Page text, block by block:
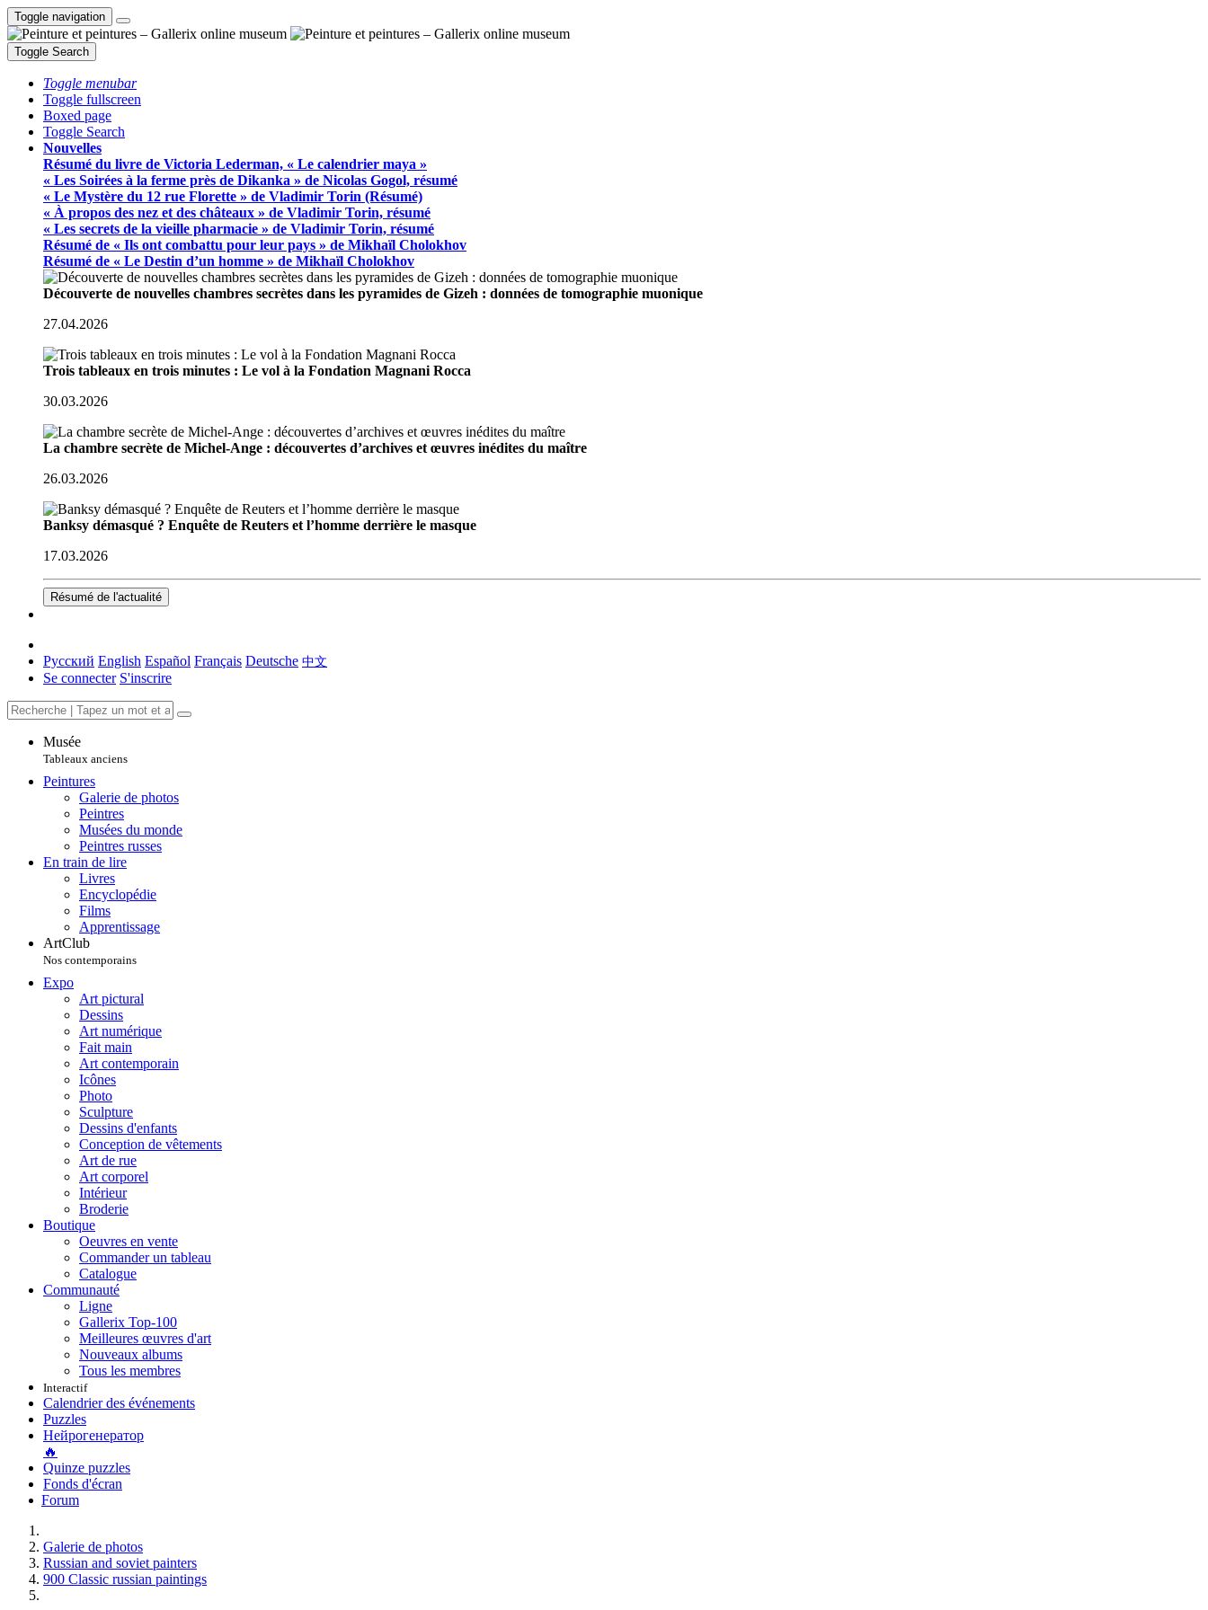
Toggle navigation
Toggle Search
Toggle menubar
Toggle fullscreen
Boxed page
Toggle Search
Nouvelles
Résumé du livre de Victoria Lederman, « Le calendrier maya »
« Les Soirées à la ferme près de Dikanka » de Nicolas Gogol, résumé
« Le Mystère du 12 rue Florette » de Vladimir Torin (Résumé)
« À propos des nez et des châteaux » de Vladimir Torin, résumé
« Les secrets de la vieille pharmacie » de Vladimir Torin, résumé
Résumé de « Ils ont combattu pour leur pays » de Mikhaïl Cholokhov
Résumé de « Le Destin d’un homme » de Mikhaïl Cholokhov
Découverte de nouvelles chambres secrètes dans les pyramides de Gizeh : données de tomographie muonique
27.04.2026
Trois tableaux en trois minutes : Le vol à la Fondation Magnani Rocca
30.03.2026
La chambre secrète de Michel-Ange : découvertes d’archives et œuvres inédites du maître
26.03.2026
Banksy démasqué ? Enquête de Reuters et l’homme derrière le masque
17.03.2026
Résumé de l'actualité
Русский English Español Français Deutsche 中文
Se connecter S'inscrire
Musée
Tableaux anciens
Peintures
Galerie de photos
Peintres
Musées du monde
Peintres russes
En train de lire
Livres
Encyclopédie
Films
Apprentissage
ArtClub
Nos contemporains
Expo
Art pictural
Dessins
Art numérique
Fait main
Art contemporain
Icônes
Photo
Sculpture
Dessins d'enfants
Conception de vêtements
Art de rue
Art corporel
Intérieur
Broderie
Boutique
Oeuvres en vente
Commander un tableau
Catalogue
Communauté
Ligne
Gallerix Top-100
Meilleures œuvres d'art
Nouveaux albums
Tous les membres
Interactif
Calendrier des événements
Puzzles
Нейрогенератор
🔥
Quinze puzzles
Fonds d'écran
Forum
Galerie de photos
Russian and soviet painters
900 Classic russian paintings